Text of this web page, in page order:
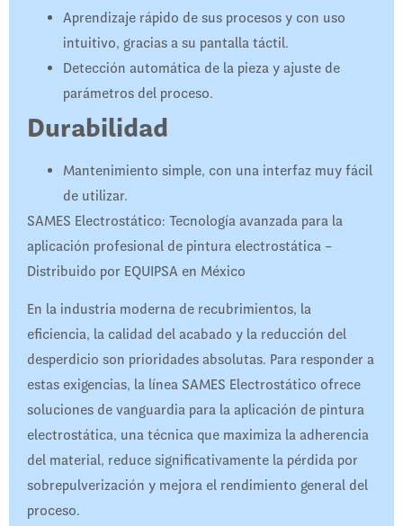
Aprendizaje rápido de sus procesos y con uso
intuitivo, gracias a su pantalla táctil.
​Detección automática de la pieza y ajuste de
parámetros del proceso.
Durabilidad
Mantenimiento simple, con una interfaz muy fácil
de utilizar.
SAMES Electrostático: Tecnología avanzada para la
aplicación profesional de pintura electrostática –
Distribuido por EQUIPSA en México
En la industria moderna de recubrimientos, la
eficiencia, la calidad del acabado y la reducción del
desperdicio son prioridades absolutas. Para responder a
estas exigencias, la línea SAMES Electrostático ofrece
soluciones de vanguardia para la aplicación de pintura
electrostática, una técnica que maximiza la adherencia
del material, reduce significativamente la pérdida por
sobrepulverización y mejora el rendimiento general del
proceso.